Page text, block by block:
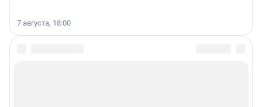
7 августа, 18:00